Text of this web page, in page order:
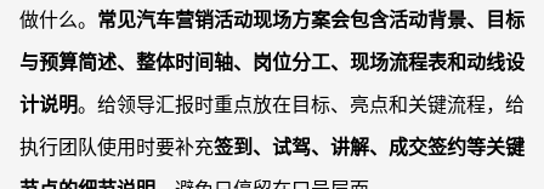
做什么。 常见汽车营销活动现场方案会包含活动背景、目标
与预算简述、整体时间轴、岗位分工、现场流程表和动线设
计说明。给领导汇报时重点放在目标、亮点和关键流程，给
执行团队使用时要补充签到、试驾、讲解、成交签约等关键